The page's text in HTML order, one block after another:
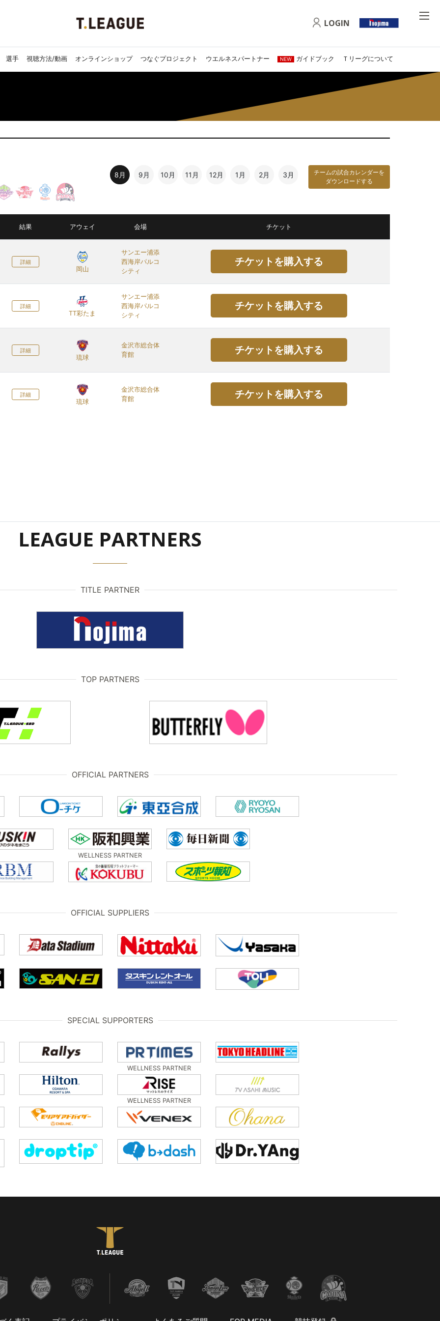
LOGIN
選手 視聴方法/動画 オンラインショップ つなぐプロジェクト ウエルネスパートナー NEW ガイドブック Ｔリーグについて
8月 9月 10月 11月 12月 1月 2月 3月
チームの試合カレンダーを
ダウンロードする
結果 アウェイ 会場 チケット
詳細
岡山
サンエー浦添
西海岸パルコ
シティ
チケットを購入する
詳細
TT彩たま
サンエー浦添
西海岸パルコ
シティ
チケットを購入する
詳細
琉球
金沢市総合体
育館
チケットを購入する
詳細
琉球
金沢市総合体
育館
チケットを購入する
LEAGUE PARTNERS
TITLE PARTNER
TOP PARTNERS
OFFICIAL PARTNERS
WELLNESS PARTNER
OFFICIAL SUPPLIERS
SPECIAL SUPPORTERS
WELLNESS PARTNER
WELLNESS PARTNER